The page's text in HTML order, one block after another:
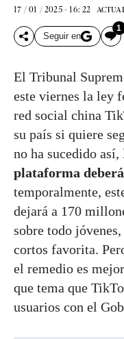
17 / 01 / 2025 - 16: 22
Seguir en
1
El Tribunal
este viernes la ley
red social china
su país si quiere
no ha sucedido
plataforma
temporalmente,
dejará a 170
sobre todo
cortos favorita.
el remedio es
que tema que
usuarios con el